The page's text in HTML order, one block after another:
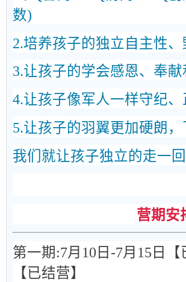
数)
2.培养孩子的独立自主性
3.让孩子的学会感恩、奉献
4.让孩子像军人一样守纪
5.让孩子的羽翼更加硬朗
我们就让孩子独立的走一
营期安
第一期:7月10日-7月15日【
【已结营】